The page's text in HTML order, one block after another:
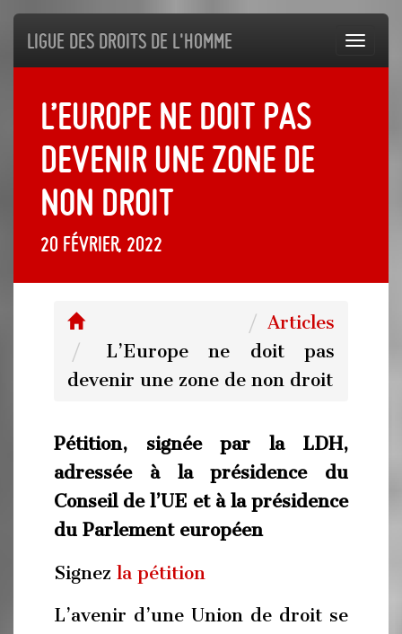
Ligue des droits de l'Homme
L’Europe ne doit pas
devenir une zone de
non droit
20 février, 2022
Articles
L’Europe ne doit pas
devenir une zone de non droit
Pétition, signée par la LDH,
adressée à la présidence du
Conseil de l’UE et à la présidence
du Parlement européen
Signez la pétition
L’avenir d’une Union de droit se